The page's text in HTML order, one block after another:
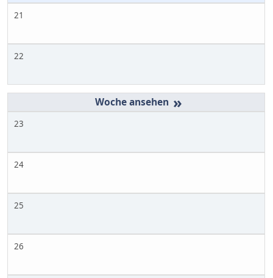
21
22
»
23
24
25
26